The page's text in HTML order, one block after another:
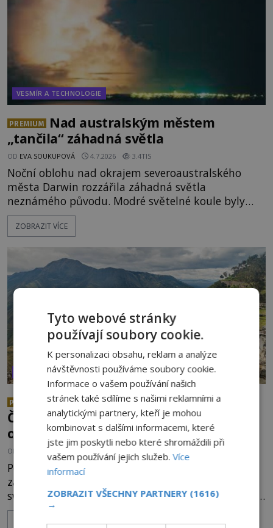
VESMÍR A TECHNOLOGIE
PREMIUM
Nad australským městem
„tančila“ záhadná světla
OD EVA SOUKUPOVÁ 4.7.2026 3.4TIS
Noční oblohu nad okrajem severoaustralského
města Darwin rozzářila záhadná světla
neznámého původu. Modré světelné koule byly
viditelné nejméně dvacet minut, během nichž se
opakovaně objevovaly a zase mizely. Svědek, který
mohlo jít o návštěvu ze světa duchů. Záhadný
záznam okamžitě rozpoutal deb
ZOBRAZIT VÍCE
VESMÍR A TECHNOLOGIE
PREMIUM
Mimozemšťan z Andahuaylillas:
Čí jsou ostatky zakrslého stvoření s
ohromnou lebkou?
OD ANDREA ŠULCOVÁ 26.6.2026
Peruánský antropolog Renato Davila Riquelme
zatajil dech. To, co zrovna našel, není z tohoto
světa. Nemůže být! Zaměstnanec malého muzea v
peruánském městečku Andahuaylillas nedaleko
legendárního Cuzca pomalu sestupuje z posvátné
Tyto webové stránky
používají soubory cookie.
K personalizaci obsahu, reklam a analýze
návštěvnosti používáme soubory cookie.
Informace o vašem používání našich
stránek také sdílíme s našimi reklamními a
analytickými partnery, kteří je mohou
kombinovat s dalšími informacemi, které
jste jim poskytli nebo které shromáždili při
vašem používání jejich služeb.Více
informací
ZOBRAZIT VŠECHNY PARTNERY (1616)
→